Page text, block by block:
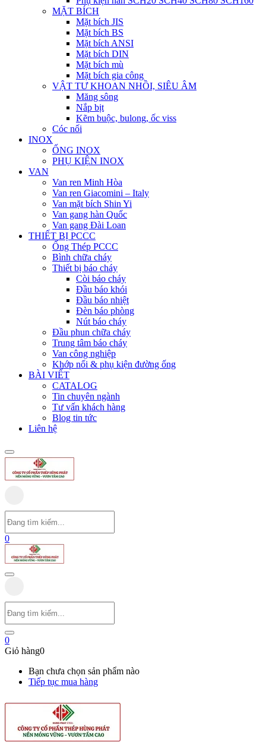
MẶT BÍCH
Mặt bích JIS
Mặt bích BS
Mặt bích ANSI
Mặt bích DIN
Mặt bích mù
Mặt bích gia công
VẬT TƯ KHOAN NHỒI, SIÊU ÂM
Măng sông
Nắp bịt
Kẽm buộc, bulong, ốc viss
Cóc nối
INOX
ỐNG INOX
PHỤ KIỆN INOX
VAN
Van ren Minh Hòa
Van ren Giacomini – Italy
Van mặt bích Shin Yi
Van gang hàn Quốc
Van gang Đài Loan
THIẾT BỊ PCCC
Ống Thép PCCC
Bình chữa cháy
Thiết bị báo cháy
Còi báo cháy
Đầu báo khói
Đầu báo nhiệt
Đèn báo phòng
Nút báo cháy
Đầu phun chữa cháy
Trung tâm báo cháy
Van công nghiệp
Khớp nối & phụ kiện đường ống
BÀI VIẾT
CATALOG
Tin chuyên ngành
Tư vấn khách hàng
Blog tin tức
Liên hệ
0
0
Giỏ hàng0
Bạn chưa chọn sản phẩm nào
Tiếp tục mua hàng